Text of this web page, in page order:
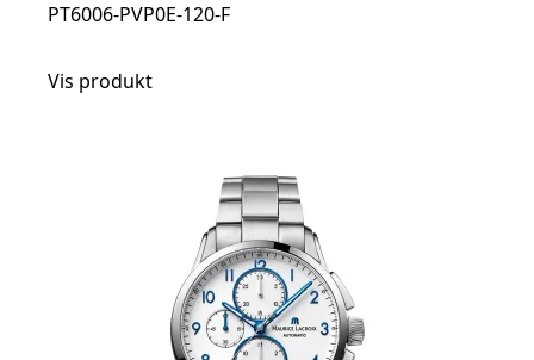
PT6006-PVP0E-120-F
Vis produkt